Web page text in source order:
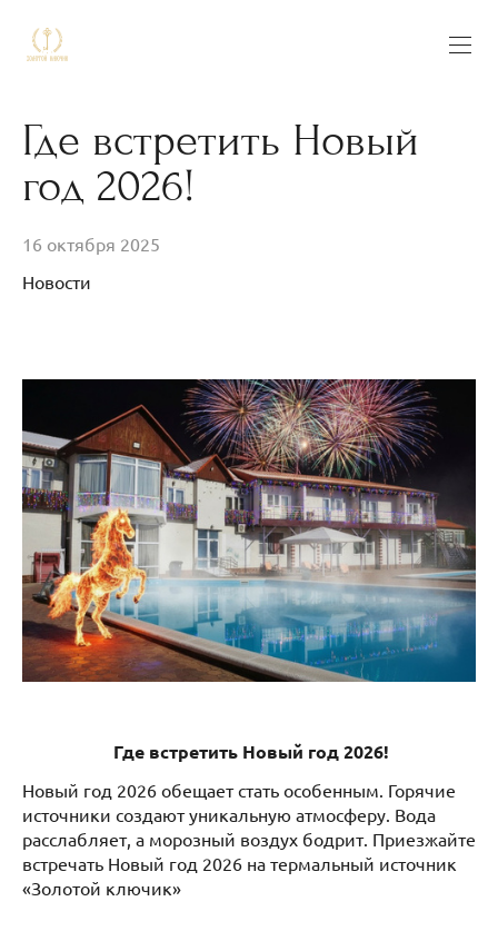
Где встретить Новый
год 2026!
16 октября 2025
Новости
Где встретить Новый год 2026!
Новый год 2026 обещает стать особенным. Горячие
источники создают уникальную атмосферу. Вода
расслабляет, а морозный воздух бодрит. Приезжайте
встречать Новый год 2026 на термальный источник
«Золотой ключик»